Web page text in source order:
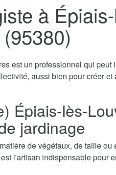
à
(95380)
est un professionnel qui peut
aussi bien pour créer
Épiais-lès-
jardinage
de végétaux, de taille
l'artisan indispensable pour